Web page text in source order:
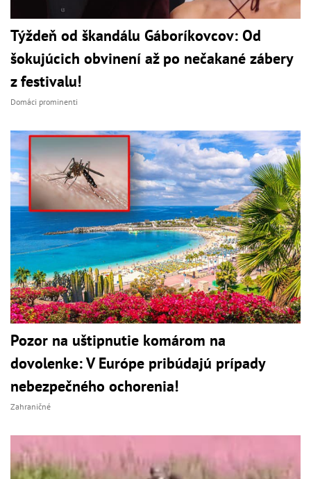
Týždeň od škandálu Gáboríkovcov: Od
šokujúcich obvinení až po nečakané zábery
z festivalu!
Domáci prominenti
Pozor na uštipnutie komárom na
dovolenke: V Európe pribúdajú prípady
nebezpečného ochorenia!
Zahraničné